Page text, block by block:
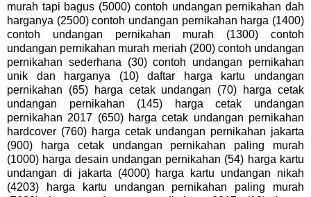
murah tapi bagus (5000) contoh undangan pernikahan dah
harganya (2500) contoh undangan pernikahan harga (1400)
contoh undangan pernikahan murah (1300) contoh
undangan pernikahan murah meriah (200) contoh undangan
pernikahan sederhana (30) contoh undangan pernikahan
unik dan harganya (10) daftar harga kartu undangan
pernikahan (65) harga cetak undangan (70) harga cetak
undangan pernikahan (145) harga cetak undangan
pernikahan 2017 (650) harga cetak undangan pernikahan
hardcover (760) harga cetak undangan pernikahan jakarta
(900) harga cetak undangan pernikahan paling murah
(1000) harga desain undangan pernikahan (54) harga kartu
undangan di jakarta (4000) harga kartu undangan nikah
(4203) harga kartu undangan pernikahan paling murah